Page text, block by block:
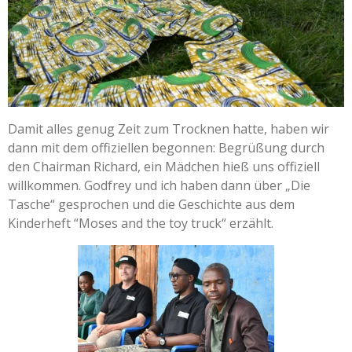
Damit alles genug Zeit zum Trocknen hatte, haben wir
dann mit dem offiziellen begonnen: Begrüßung durch
den Chairman Richard, ein Mädchen hieß uns offiziell
willkommen. Godfrey und ich haben dann über „Die
Tasche“ gesprochen und die Geschichte aus dem
Kinderheft “Moses and the toy truck“ erzählt.